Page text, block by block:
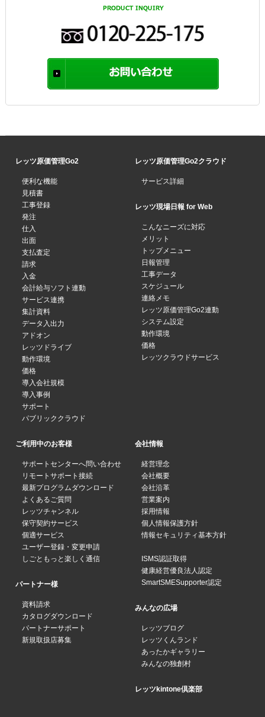
レッツ原価管理Go2
便利な機能
見積書
工事登録
発注
仕入
出面
支払査定
請求
入金
会計給与ソフト連動
サービス連携
集計資料
データ入出力
アドオン
レッツドライブ
動作環境
価格
導入会社規模
導入事例
サポート
パブリッククラウド
レッツ原価管理Go2クラウド
サービス詳細
レッツ現場日報 for Web
こんなニーズに対応
メリット
トップメニュー
日報管理
工事データ
スケジュール
連絡メモ
レッツ原価管理Go2連動
システム設定
動作環境
価格
レッツクラウドサービス
ご利用中のお客様
サポートセンターへ問い合わせ
リモートサポート接続
最新プログラムダウンロード
よくあるご質問
レッツチャンネル
保守契約サービス
個適サービス
ユーザー登録・変更申請
しごともっと楽しく通信
パートナー様
資料請求
カタログダウンロード
パートナーサポート
新規取扱店募集
会社情報
経営理念
会社概要
会社沿革
営業案内
採用情報
個人情報保護方針
情報セキュリティ基本方針
ISMS認証取得
健康経営優良法人認定
SmartSMESupporter認定
みんなの広場
レッツブログ
レッツくんランド
あったかギャラリー
みんなの独創村
レッツkintone倶楽部